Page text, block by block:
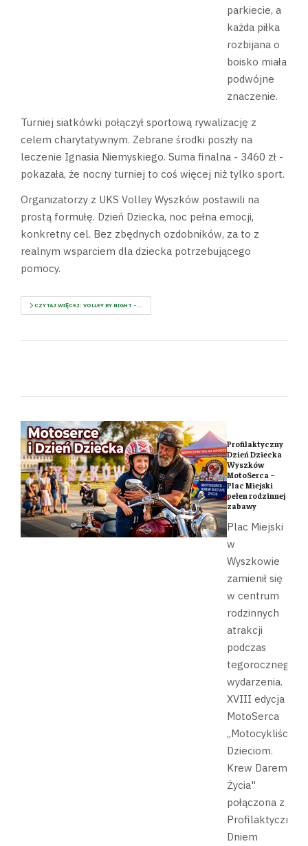
parkiecie, a
każda piłka
rozbijana o
boisko miała
podwójne
znaczenie.
Turniej siatkówki połączył sportową rywalizację z
celem charytatywnym. Zebrane środki poszły na
leczenie Ignasia Niemyskiego. Suma finalna - 3460 zł -
pokazała, że nocny turniej to coś więcej niż tylko sport.
Organizatorzy z UKS Volley Wyszków postawili na
prostą formułę. Dzień Dziecka, noc pełna emocji,
konkretny cel. Bez zbędnych ozdobników, za to z
realnym wsparciem dla dziecka potrzebującego
pomocy.
CZYTAJ WIĘCEJ: VOLLEY BY NIGHT -...
Profilaktyczny
Dzień Dziecka
Wyszków
MotoSerca –
Plac Miejski
pełen rodzinnej
zabawy
Plac Miejski
w
Wyszkowie
zamienił się
w centrum
rodzinnych
atrakcji
podczas
tegorocznego
wydarzenia.
XVIII edycja
MotoSerca
„Motocykliści
Dzieciom.
Krew Darem
Życia"
połączona z
Profilaktycznym
Dniem